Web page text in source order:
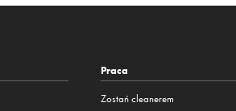
Praca
Zostań cleanerem